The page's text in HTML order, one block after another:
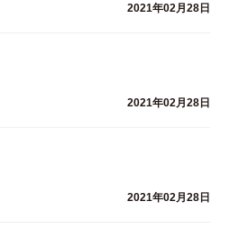
2021年02月28日
2021年02月28日
2021年02月28日